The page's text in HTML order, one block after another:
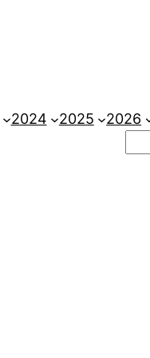
2024 2025 2026